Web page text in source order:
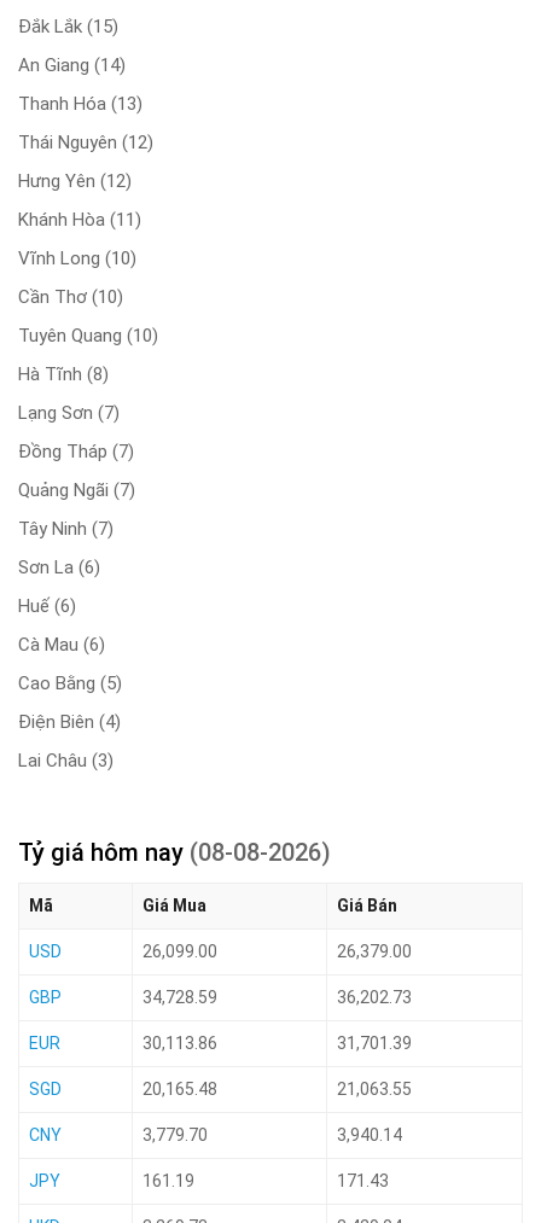
Đắk Lắk (15)
An Giang (14)
Thanh Hóa (13)
Thái Nguyên (12)
Hưng Yên (12)
Khánh Hòa (11)
Vĩnh Long (10)
Cần Thơ (10)
Tuyên Quang (10)
Hà Tĩnh (8)
Lạng Sơn (7)
Đồng Tháp (7)
Quảng Ngãi (7)
Tây Ninh (7)
Sơn La (6)
Huế (6)
Cà Mau (6)
Cao Bằng (5)
Điện Biên (4)
Lai Châu (3)
Tỷ giá hôm nay (08-08-2026)
Mã Giá Mua Giá Bán
USD 26,099.00 26,379.00
GBP 34,728.59 36,202.73
EUR 30,113.86 31,701.39
SGD 20,165.48 21,063.55
CNY 3,779.70 3,940.14
JPY 161.19 171.43